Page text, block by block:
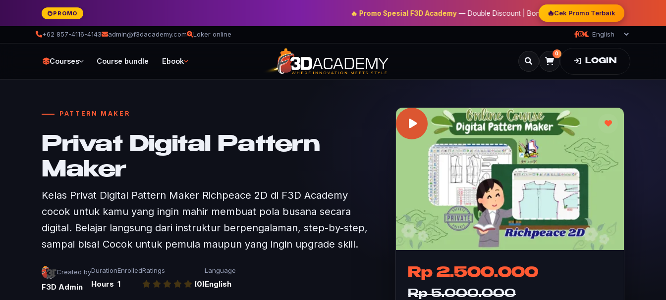
PROMO 🔥 Promo Spesial F3D Academy— Double Discount | Bonus Mentoring | Sertifikat Resmi
🔥Cek Promo Terbaik
+62 857-4116-4143 admin@f3dacademy.com Loker online
Courses Course bundle Ebook
0
LOGIN
PATTERN MAKER
Privat Digital Pattern
Maker
Kelas Privat Digital Pattern Maker Richpeace 2D di F3D Academy
cocok untuk kamu yang ingin mahir membuat pola busana secara
digital. Belajar langsung dari instruktur berpengalaman, step-by-step,
sampai bisa! Cocok untuk pemula maupun yang ingin upgrade skill.
Created by
F3D Admin
Duration
Hours
Enrolled
1
Ratings
(0)
Language
English
Rp 2.500.000
Rp 5.000.000